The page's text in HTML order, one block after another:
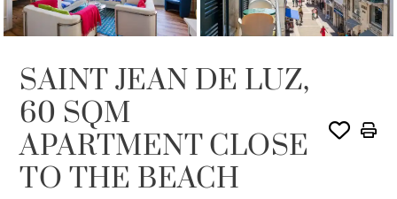
SAINT JEAN DE LUZ,
60 SQM
APARTMENT CLOSE
TO THE BEACH